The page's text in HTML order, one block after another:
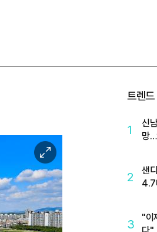
이
미
지
확
대
트렌
1
신
망…
2
샌
4.7
3
"이